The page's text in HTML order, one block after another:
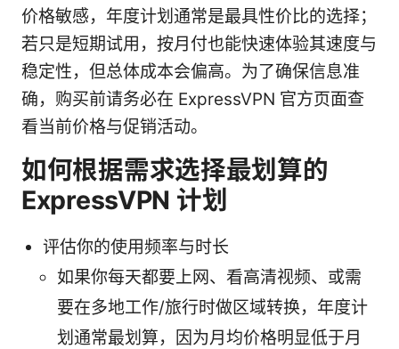
价格敏感，年度计划通常是最具性价比的选择；
若只是短期试用，按月付也能快速体验其速度与
稳定性，但总体成本会偏高。为了确保信息准
确，购买前请务必在 ExpressVPN 官方页面查
看当前价格与促销活动。
如何根据需求选择最划算的
ExpressVPN 计划
评估你的使用频率与时长
如果你每天都要上网、看高清视频、或需
要在多地工作/旅行时做区域转换，年度计
划通常最划算，因为月均价格明显低于月